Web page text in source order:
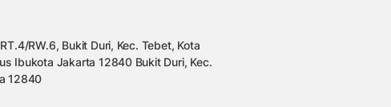
RW.6, Bukit Duri, Kec. Tebet, Kota
Ibukota Jakarta 12840 Bukit Duri, Kec.
12840